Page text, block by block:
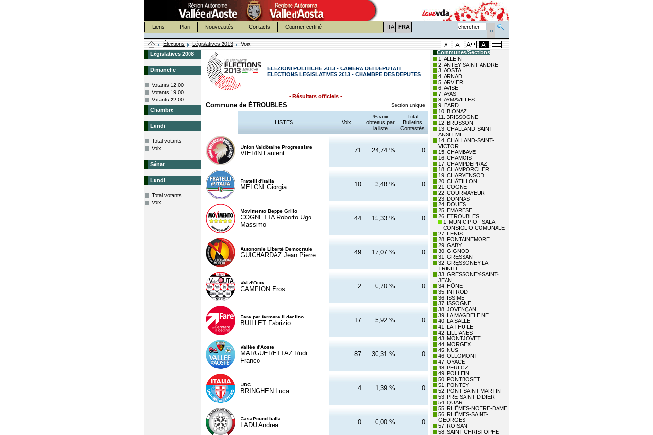
Liens Plan Nouveautés Contacts Courrier certifié ITA FRA
Élections Législatives 2013
Voix
Législatives 2008
Dimanche
Votants 12.00
Votants 19.00
Votants 22.00
Chambre
Lundi
Total votants
Voix
Sénat
Lundi
Total votants
Voix
ELEZIONI POLITICHE 2013 - CAMERA DEI DEPUTATI
ELECTIONS LEGISLATIVES 2013 - CHAMBRE DES DEPUTES
- Résultats officiels -
Commune de ÉTROUBLES Section unique
LISTES Voix
% voix
obtenus par
la liste
Total
Bulletins
Contestés
Union Valdôtaine Progressiste
VIERIN Laurent 71 24,74 % 0
Fratelli d'Italia
MELONI Giorgia 10 3,48 % 0
Movimento Beppe Grillo
COGNETTA Roberto Ugo
Massimo
44 15,33 % 0
Autonomie Liberté Democratie
GUICHARDAZ Jean Pierre 49 17,07 % 0
Val d'Outa
CAMPION Eros 2 0,70 % 0
Fare per fermare il declino
BUILLET Fabrizio 17 5,92 % 0
Vallée d'Aoste
MARGUERETTAZ Rudi
Franco
87 30,31 % 0
UDC
BRINGHEN Luca 4 1,39 % 0
CasaPound Italia
LADU Andrea 0 0,00 % 0
Communes/Sections
1. ALLEIN
2. ANTEY-SAINT-ANDRÉ
3. AOSTA
4. ARNAD
5. ARVIER
6. AVISE
7. AYAS
8. AYMAVILLES
9. BARD
10. BIONAZ
11. BRISSOGNE
12. BRUSSON
13. CHALLAND-SAINT-
ANSELME
14. CHALLAND-SAINT-
VICTOR
15. CHAMBAVE
16. CHAMOIS
17. CHAMPDEPRAZ
18. CHAMPORCHER
19. CHARVENSOD
20. CHÂTILLON
21. COGNE
22. COURMAYEUR
23. DONNAS
24. DOUES
25. EMARÈSE
26. ETROUBLES
1. MUNICIPIO - SALA
CONSIGLIO COMUNALE
27. FÉNIS
28. FONTAINEMORE
29. GABY
30. GIGNOD
31. GRESSAN
32. GRESSONEY-LA-
TRINITÉ
33. GRESSONEY-SAINT-
JEAN
34. HÔNE
35. INTROD
36. ISSIME
37. ISSOGNE
38. JOVENÇAN
39. LA MAGDELEINE
40. LA SALLE
41. LA THUILE
42. LILLIANES
43. MONTJOVET
44. MORGEX
45. NUS
46. OLLOMONT
47. OYACE
48. PERLOZ
49. POLLEIN
50. PONTBOSET
51. PONTEY
52. PONT-SAINT-MARTIN
53. PRÉ-SAINT-DIDIER
54. QUART
55. RHÊMES-NOTRE-DAME
56. RHÊMES-SAINT-
GEORGES
57. ROISAN
58. SAINT-CHRISTOPHE